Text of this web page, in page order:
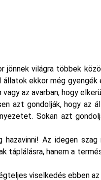
világra többek
ekkor még
az avarban, hogy
azt gondolják, hogy az
Sokan azt
Az idegen
hanem a
viselkedés ebben